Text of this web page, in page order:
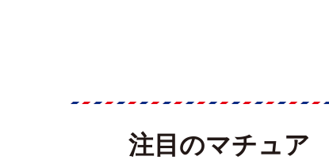
注目のマチュア